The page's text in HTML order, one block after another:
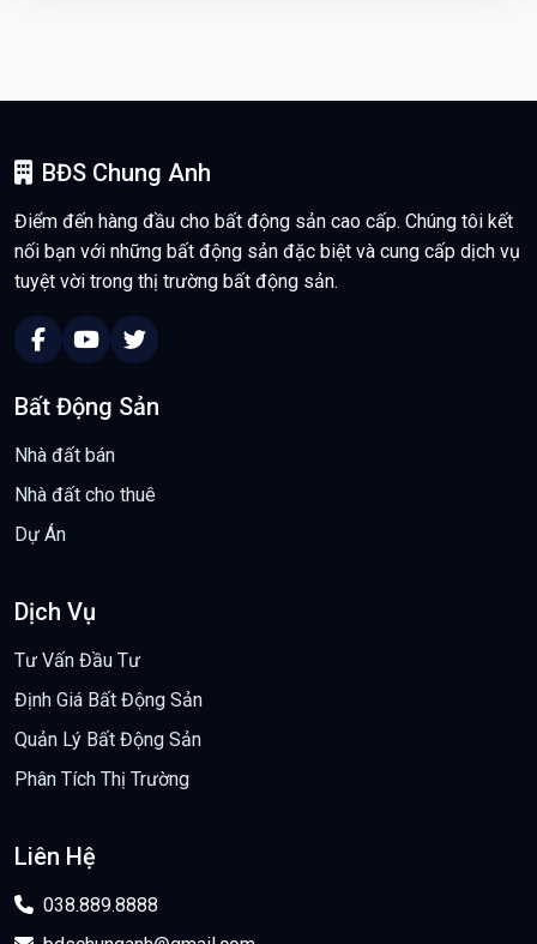
Đọc Thêm
BĐS Chung Anh
nối bạn với những bất động sản đặc biệt và cung cấp dịch vụ
tuyệt vời trong thị trường bất động sản.
Bất Động Sản
Nhà đất bán
Nhà đất cho thuê
Dự Án
Dịch Vụ
Tư Vấn Đầu Tư